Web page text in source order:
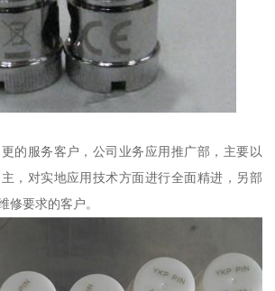
的服务客户，公司业务应用推广部，主要以
，对实地应用技术方面进行全面精进，另部
修要求的客户。